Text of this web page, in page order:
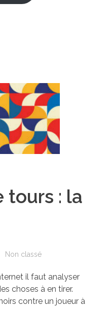
tours : la
Non classé
il faut analyser
choses à en tirer.
contre un joueur à